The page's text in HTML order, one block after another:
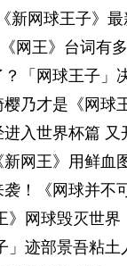
新网球王子》
网王》台词有
「网球王子」
樱乃才是《网球
进入世界杯篇
网王》用鲜血
！《网球并不
》网球毁灭世界
」迹部景吾粘土